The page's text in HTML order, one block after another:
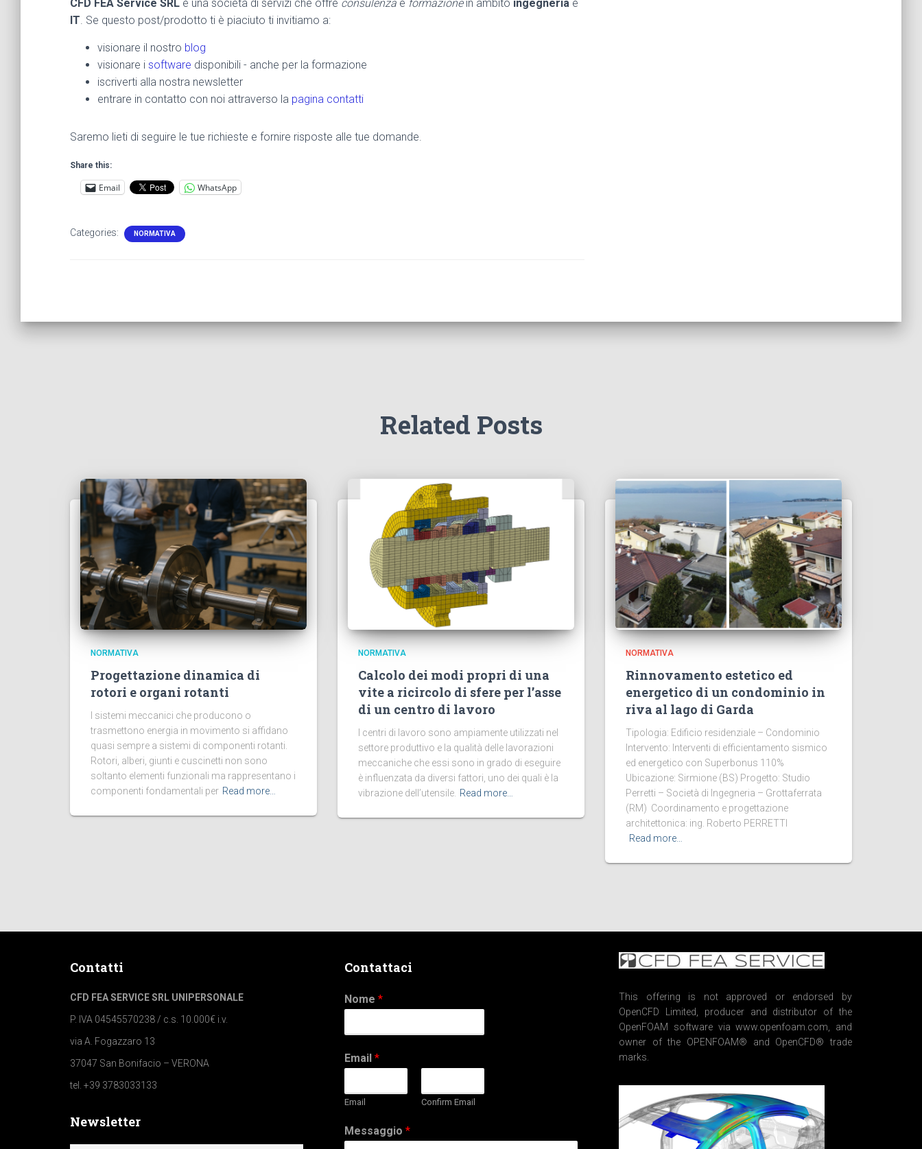
CFD FEA Service SRL è una società di servizi che offre consulenza e formazionein ambito ingegneria e
IT. Se questo post/prodotto ti è piaciuto ti invitiamo a:
visionare il nostro blog
visionare i software disponibili - anche per la formazione
iscriverti alla nostra newsletter
entrare in contatto con noi attraverso la pagina contatti
Saremo lieti di seguire le tue richieste e fornire risposte alle tue domande.
Share this:
Email WhatsApp
Categories: NORMATIVA
Related Posts
NORMATIVA
Progettazione dinamica di
rotori e organi rotanti
I sistemi meccanici che producono o
trasmettono energia in movimento si affidano
quasi sempre a sistemi di componenti rotanti.
Rotori, alberi, giunti e cuscinetti non sono
soltanto elementi funzionali ma rappresentano i
componenti fondamentali per Read more…
NORMATIVA
Calcolo dei modi propri di una
vite a ricircolo di sfere per l’asse
di un centro di lavoro
I centri di lavoro sono ampiamente utilizzati nel
settore produttivo e la qualità delle lavorazioni
meccaniche che essi sono in grado di eseguire
è influenzata da diversi fattori, uno dei quali è la
vibrazione dell’utensile. Read more…
NORMATIVA
Rinnovamento estetico ed
energetico di un condominio in
riva al lago di Garda
Tipologia: Edificio residenziale – Condominio
Intervento: Interventi di efficientamento sismico
ed energetico con Superbonus 110%
Ubicazione: Sirmione (BS) Progetto: Studio
Perretti – Società di Ingegneria – Grottaferrata
(RM) Coordinamento e progettazione
architettonica: ing. Roberto PERRETTI
Read more…
Contatti
CFD FEA SERVICE SRL UNIPERSONALE
P. IVA 04545570238 / c.s. 10.000€ i.v.
via A. Fogazzaro 13
37047 San Bonifacio – VERONA
tel. +39 3783033133
Newsletter
Contattaci
Nome *
Email *
Email Confirm Email
Messaggio *
This offering is not approved or endorsed by
OpenCFD Limited, producer and distributor of the
OpenFOAM software via www.openfoam.com, and
owner of the OPENFOAM® and OpenCFD® trade
marks.